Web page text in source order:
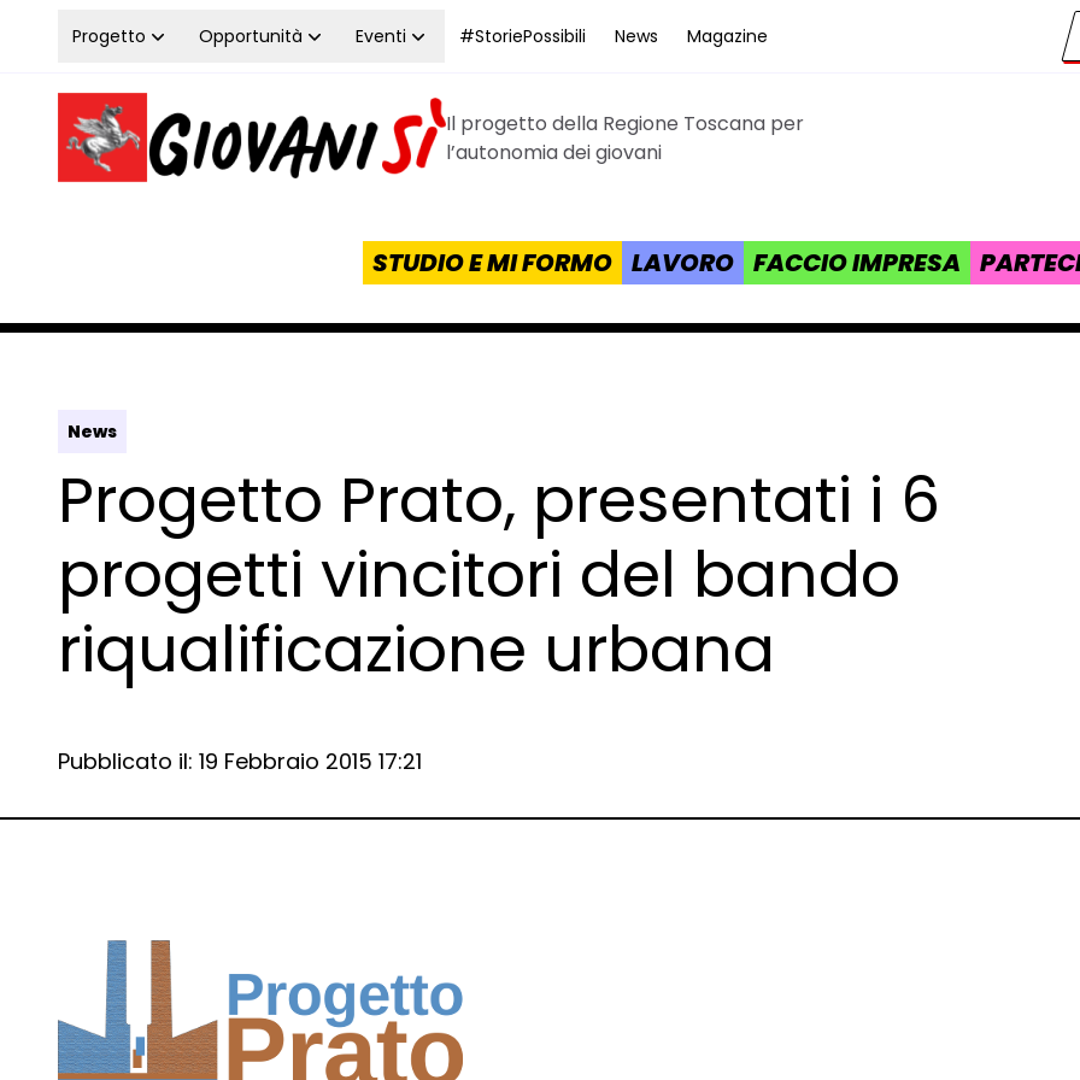
Vai al contenuto
Progetto Opportunità Eventi #StoriePossibili News Magazine
Homepage Giovanisì - Progetto della Regione Toscana
Il progetto della Regione Toscana per
l’autonomia dei giovani
STUDIO E MI FORMO LAVORO FACCIO IMPRESA
News
Progetto Prato, presentati i 6
progetti vincitori del bando
riqualificazione urbana
Data e ora:
Pubblicato il: 19 Febbraio 2015 17:21
Dettagli articolo